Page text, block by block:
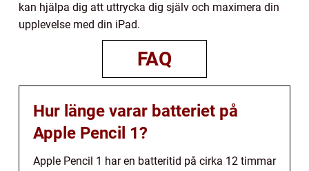
kan hjälpa dig att uttrycka dig själv och maximera din
upplevelse med din iPad.
FAQ
Hur länge varar batteriet på
Apple Pencil 1?
Apple Pencil 1 har en batteritid på cirka 12 timmar